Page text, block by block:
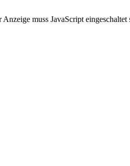
muss JavaScript eingeschaltet